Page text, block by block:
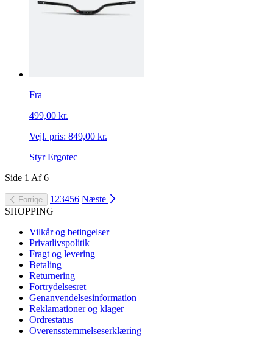
Fra
499,00 kr.
Vejl. pris: 849,00 kr.
Styr Ergotec
Side 1 Af6
Forrige 1 23456 Næste
SHOPPING
Vilkår og betingelser
Privatlivspolitik
Fragt og levering
Betaling
Returnering
Fortrydelsesret
Genanvendelsesinformation
Reklamationer og klager
Ordrestatus
Overensstemmelseserklæring